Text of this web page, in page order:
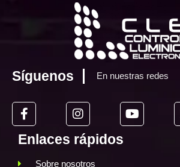
Síguenos En nuestras redes
Enlaces rápidos
Sobre nosotros